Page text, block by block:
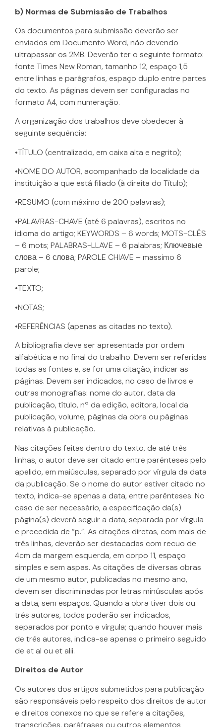
b) Normas de Submissão de Trabalhos
Os documentos para submissão deverão ser
enviados em Documento Word, não devendo
ultrapassar os 2MB. Deverão ter o seguinte formato:
fonte Times New Roman, tamanho 12, espaço 1,5
entre linhas e parágrafos, espaço duplo entre partes
do texto. As páginas devem ser configuradas no
formato A4, com numeração.
A organização dos trabalhos deve obedecer à
seguinte sequência:
•TÍTULO (centralizado, em caixa alta e negrito);
•NOME DO AUTOR, acompanhado da localidade da
instituição a que está filiado (à direita do Título);
•RESUMO (com máximo de 200 palavras);
•PALAVRAS-CHAVE (até 6 palavras), escritos no
idioma do artigo; KEYWORDS – 6 words; MOTS-CLÉS
– 6 mots; PALABRAS-LLAVE – 6 palabras; Ключевые
слова – 6 слова; PAROLE CHIAVE – massimo 6
parole;
•TEXTO;
•NOTAS;
•REFERÊNCIAS (apenas as citadas no texto).
A bibliografia deve ser apresentada por ordem
alfabética e no final do trabalho. Devem ser referidas
todas as fontes e, se for uma citação, indicar as
páginas. Devem ser indicados, no caso de livros e
outras monografias: nome do autor, data da
publicação, título, nº da edição, editora, local da
publicação, volume, páginas da obra ou páginas
relativas à publicação.
Nas citações feitas dentro do texto, de até três
linhas, o autor deve ser citado entre parênteses pelo
apelido, em maiúsculas, separado por vírgula da data
da publicação. Se o nome do autor estiver citado no
texto, indica-se apenas a data, entre parênteses. No
caso de ser necessário, a especificação da(s)
página(s) deverá seguir a data, separada por vírgula
e precedida de “p.”. As citações diretas, com mais de
três linhas, deverão ser destacadas com recuo de
4cm da margem esquerda, em corpo 11, espaço
simples e sem aspas. As citações de diversas obras
de um mesmo autor, publicadas no mesmo ano,
devem ser discriminadas por letras minúsculas após
a data, sem espaços. Quando a obra tiver dois ou
três autores, todos poderão ser indicados,
separados por ponto e vírgula; quando houver mais
de três autores, indica-se apenas o primeiro seguido
de et al ou et alii.
Direitos de Autor
Os autores dos artigos submetidos para publicação
são responsáveis pelo respeito dos direitos de autor
e direitos conexos no que se refere a citações,
transcrições, paráfrases ou outros elementos